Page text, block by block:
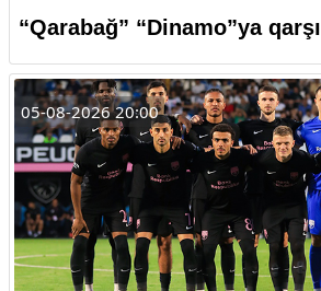
“Qarabağ” “Dinamo”ya qarşı
05-08-2026 20:00